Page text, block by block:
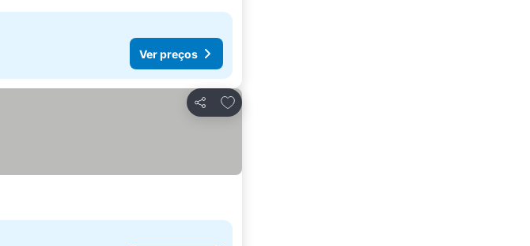
Ver preços
Partilhar
Adicionar aos favoritos